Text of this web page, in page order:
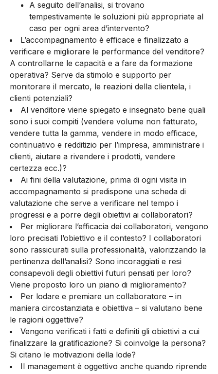
A seguito dell’analisi, si trovano
tempestivamente le soluzioni più appropriate al
caso per ogni area d’intervento?
L’accompagnamento è efficace e finalizzato a
verificare e migliorare le performance del venditore?
A controllarne le capacità e a fare da formazione
operativa? Serve da stimolo e supporto per
monitorare il mercato, le reazioni della clientela, i
clienti potenziali?
Al venditore viene spiegato e insegnato bene quali
sono i suoi compiti (vendere volume non fatturato,
vendere tutta la gamma, vendere in modo efficace,
continuativo e redditizio per l’impresa, amministrare i
clienti, aiutare a rivendere i prodotti, vendere
certezza ecc.)?
Ai fini della valutazione, prima di ogni visita in
accompagnamento si predispone una scheda di
valutazione che serve a verificare nel tempo i
progressi e a porre degli obiettivi ai collaboratori?
Per migliorare l’efficacia dei collaboratori, vengono
loro precisati l’obiettivo e il contesto? I collaboratori
sono rassicurati sulla professionalità, valorizzando la
pertinenza dell’analisi? Sono incoraggiati e resi
consapevoli degli obiettivi futuri pensati per loro?
Viene proposto loro un piano di miglioramento?
Per lodare e premiare un collaboratore – in
maniera circostanziata e obiettiva – si valutano bene
le ragioni oggettive?
Vengono verificati i fatti e definiti gli obiettivi a cui
finalizzare la gratificazione? Si coinvolge la persona?
Si citano le motivazioni della lode?
Il management è oggettivo anche quando riprende